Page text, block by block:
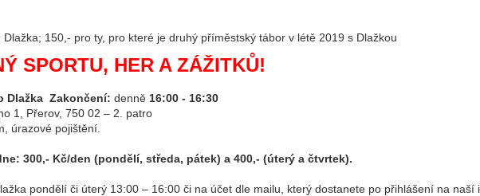
150,- pro ty, pro které je druhý příměstský tábor v létě 2019 s Dlažkou
SPORTU, HER A ZÁŽITKŮ!
Dlažka Zakončení: denně 16:00 - 16:30
1, Přerov, 750 02 – 2. patro
úrazové pojištění.
300,- Kč/den (pondělí, středa, pátek) a 400,- (úterý a čtvrtek).
pondělí či úterý 13:00 – 16:00 či na účet dle mailu, který dostanete po přihlášení na naší